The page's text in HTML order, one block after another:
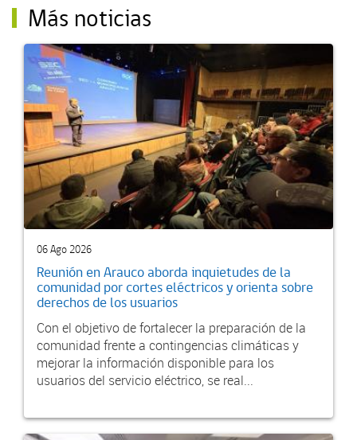
Más noticias
06 Ago 2026
Reunión en Arauco aborda inquietudes de la
comunidad por cortes eléctricos y orienta sobre
derechos de los usuarios
Con el objetivo de fortalecer la preparación de la
comunidad frente a contingencias climáticas y
mejorar la información disponible para los
usuarios del servicio eléctrico, se real...